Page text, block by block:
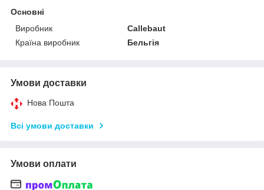
Основні
Виробник
Callebaut
Країна виробник
Бельгія
Умови доставки
Нова Пошта
Всі умови доставки
Умови оплати